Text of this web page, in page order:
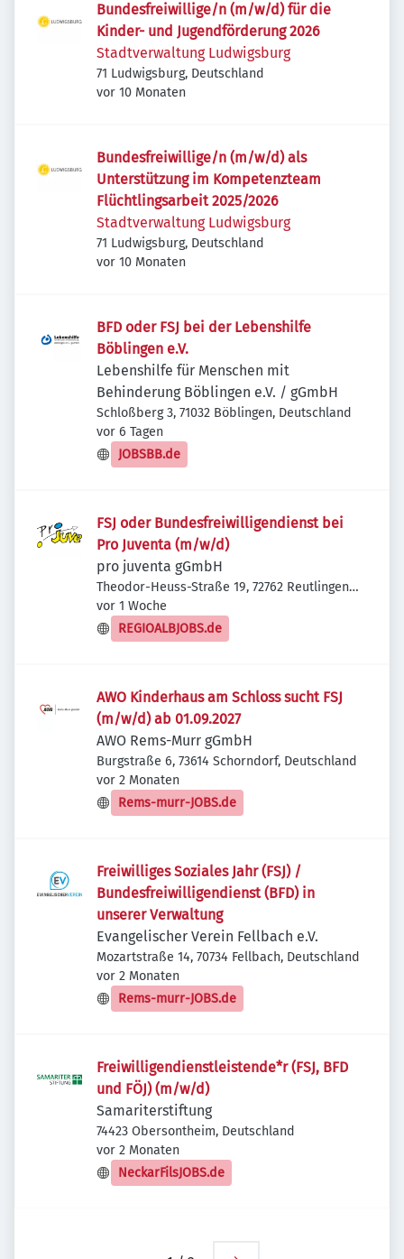
Bundesfreiwillige/n (m/w/d) für die
Kinder- und Jugendförderung 2026
Stadtverwaltung Ludwigsburg
71 Ludwigsburg, Deutschland
Veröffentlicht:
vor 10 Monaten
Bundesfreiwillige/n (m/w/d) als
Unterstützung im Kompetenzteam
Flüchtlingsarbeit 2025/2026
Stadtverwaltung Ludwigsburg
71 Ludwigsburg, Deutschland
Veröffentlicht:
vor 10 Monaten
BFD oder FSJ bei der Lebenshilfe
Böblingen e.V.
Lebenshilfe für Menschen mit
Behinderung Böblingen e.V. / gGmbH
Schloßberg 3, 71032 Böblingen, Deutschland
Veröffentlicht
vor 6 Tagen
JOBSBB.de
FSJ oder Bundesfreiwilligendienst bei
Pro Juventa (m/w/d)
pro juventa gGmbH
Theodor-Heuss-Straße 19, 72762 Reutlingen,
Deutschland
Veröffentlicht
vor 1 Woche
REGIOALBJOBS.de
AWO Kinderhaus am Schloss sucht FSJ
(m/w/d) ab 01.09.2027
AWO Rems-Murr gGmbH
Burgstraße 6, 73614 Schorndorf, Deutschland
Veröffentlicht:
vor 2 Monaten
Rems-murr-JOBS.de
Freiwilliges Soziales Jahr (FSJ) /
Bundesfreiwilligendienst (BFD) in
unserer Verwaltung
Evangelischer Verein Fellbach e.V.
Mozartstraße 14, 70734 Fellbach, Deutschland
Veröffentlicht:
vor 2 Monaten
Rems-murr-JOBS.de
Freiwilligendienstleistende*r (FSJ, BFD
und FÖJ) (m/w/d)
Samariterstiftung
74423 Obersontheim, Deutschland
Veröffentlicht:
vor 2 Monaten
NeckarFilsJOBS.de